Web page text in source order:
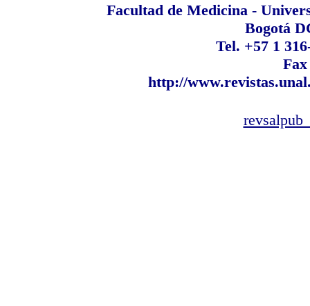
Facultad de Medicina -
Bogotá
Tel. +57 1
Fax
http://